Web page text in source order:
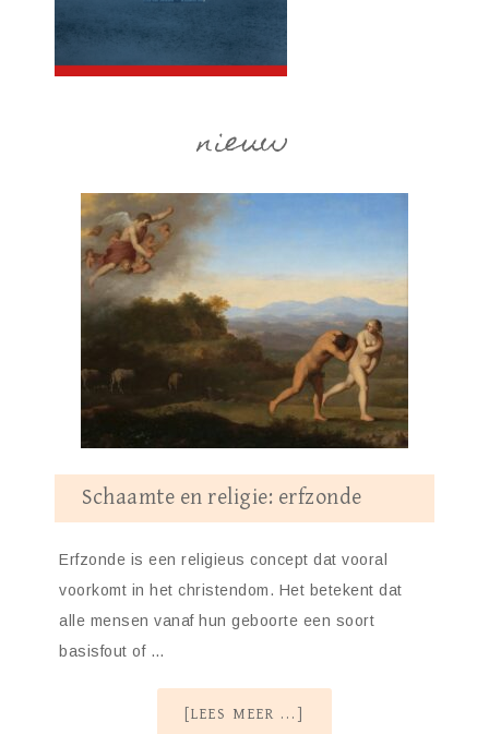
nieuw
Schaamte en religie: erfzonde
Erfzonde is een religieus concept dat vooral
voorkomt in het christendom. Het betekent dat
alle mensen vanaf hun geboorte een soort
basisfout of …
[LEES MEER ...]